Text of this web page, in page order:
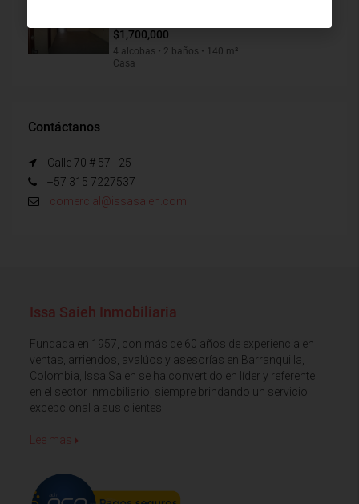
$1,700,000
4 alcobas • 2 baños • 140 m²
Casa
Contáctanos
Calle 70 # 57 - 25
+57 315 7227537
comercial@issasaieh.com
Issa Saieh Inmobiliaria
Fundada en 1957, con más de 60 años de experiencia en
ventas, arriendos, avalúos y asesorías en Barranquilla,
Colombia, Issa Saieh se ha convertido en líder y referente
en el sector Inmobiliario, siempre brindando un servicio
excepcional a sus clientes
Lee mas